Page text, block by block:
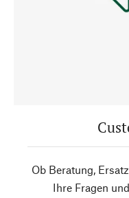
Ob Beratung,
Ihre Fragen